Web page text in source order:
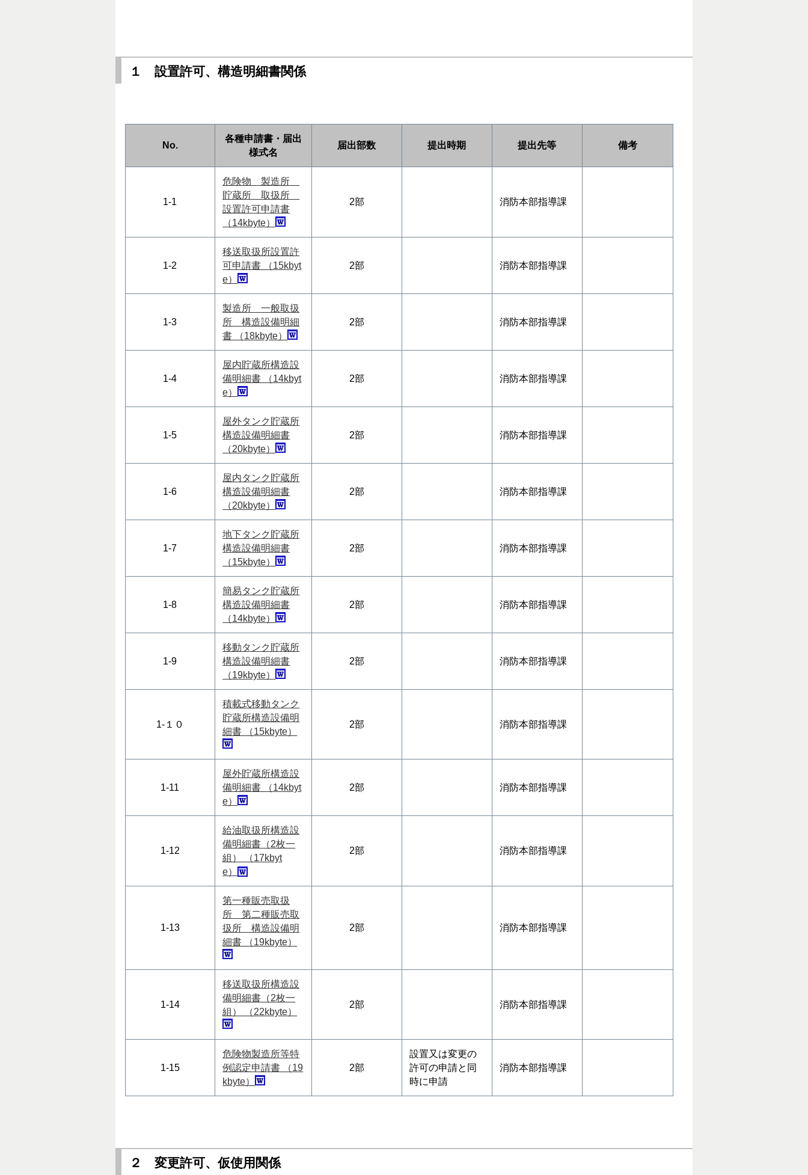
１ 設置許可、構造明細書関係
No.
各種申請書・届出
様式名
届出部数 提出時期 提出先等 備考
1-1
危険物 製造所
貯蔵所 取扱所
設置許可申請書
（14kbyte）
2部 消防本部指導課
1-2
移送取扱所設置許
可申請書 （15kbyt
e）
2部 消防本部指導課
1-3
製造所 一般取扱
所 構造設備明細
書 （18kbyte）
2部 消防本部指導課
1-4
屋内貯蔵所構造設
備明細書 （14kbyt
e）
2部 消防本部指導課
1-5
屋外タンク貯蔵所
構造設備明細書
（20kbyte）
2部 消防本部指導課
1-6
屋内タンク貯蔵所
構造設備明細書
（20kbyte）
2部 消防本部指導課
1-7
地下タンク貯蔵所
構造設備明細書
（15kbyte）
2部 消防本部指導課
1-8
簡易タンク貯蔵所
構造設備明細書
（14kbyte）
2部 消防本部指導課
1-9
移動タンク貯蔵所
構造設備明細書
（19kbyte）
2部 消防本部指導課
1-１０
積載式移動タンク
貯蔵所構造設備明
細書 （15kbyte）
2部 消防本部指導課
1-11
屋外貯蔵所構造設
備明細書 （14kbyt
e）
2部 消防本部指導課
1-12
給油取扱所構造設
備明細書（2枚一
組） （17kbyt
e）
2部 消防本部指導課
1-13
第一種販売取扱
所 第二種販売取
扱所 構造設備明
細書 （19kbyte）
2部 消防本部指導課
1-14
移送取扱所構造設
備明細書（2枚一
組） （22kbyte）
2部 消防本部指導課
1-15
危険物製造所等特
例認定申請書 （19
kbyte）
2部
設置又は変更の
許可の申請と同
時に申請
消防本部指導課
２ 変更許可、仮使用関係